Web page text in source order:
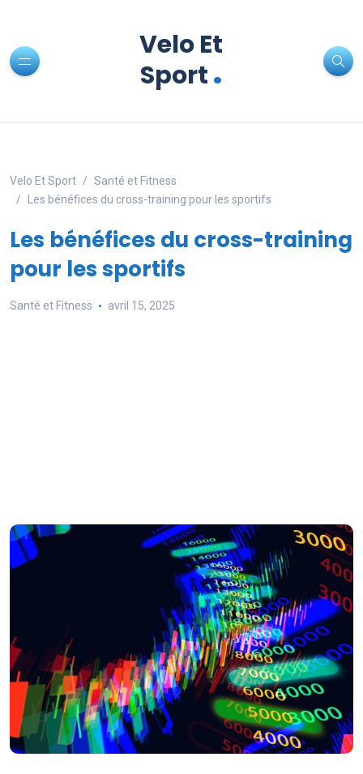
Velo Et
Sport.
Velo Et Sport
Santé et Fitness
Les bénéfices du cross-training pour les sportifs
Les bénéfices du cross-training
pour les sportifs
Santé et Fitness avril 15, 2025